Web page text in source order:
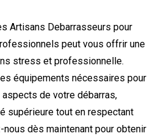
Artisans Debarrasseurs pour
peut vous offrir une
stress et professionnelle.
équipements nécessaires pour
de votre débarras,
supérieure tout en respectant
nous dès maintenant pour obtenir